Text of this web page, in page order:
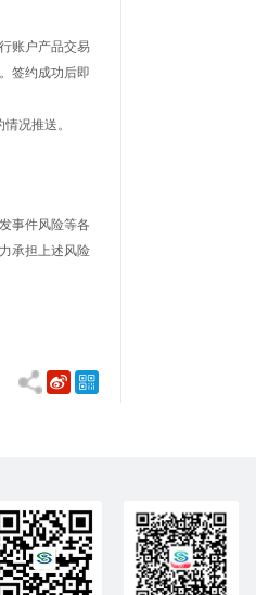
账户产品交易
签约成功后即
况推送。
事件风险等各
承担上述风险